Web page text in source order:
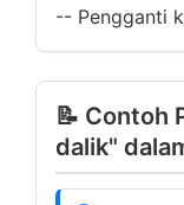
-- Pengganti
📝 Contoh
dalik"